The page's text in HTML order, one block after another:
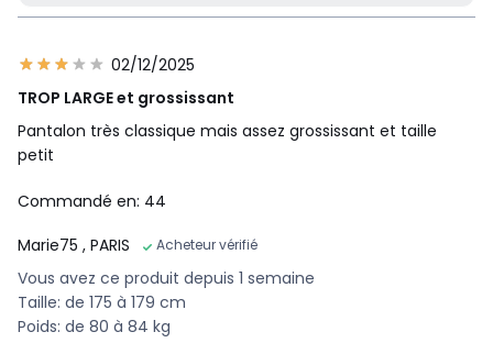
02/12/2025
TROP LARGE et grossissant
Pantalon très classique mais assez grossissant et taille
petit
Commandé en: 44
Marie75 , PARIS Acheteur vérifié
Vous avez ce produit depuis 1 semaine
Taille: de 175 à 179 cm
Poids: de 80 à 84 kg